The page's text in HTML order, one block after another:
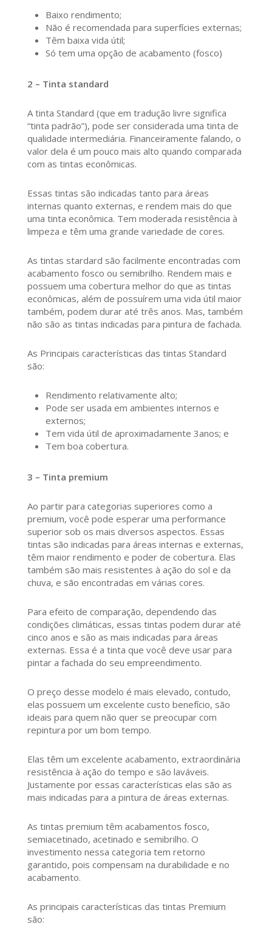
Baixo rendimento;
Não é recomendada para superfícies externas;
Têm baixa vida útil;
Só tem uma opção de acabamento (fosco)
2 – Tinta standard
A tinta Standard (que em tradução livre significa
“tinta padrão”), pode ser considerada uma tinta de
qualidade intermediária. Financeiramente falando, o
valor dela é um pouco mais alto quando comparada
com as tintas econômicas.
Essas tintas são indicadas tanto para áreas
internas quanto externas, e rendem mais do que
uma tinta econômica. Tem moderada resistência à
limpeza e têm uma grande variedade de cores.
As tintas stardard são facilmente encontradas com
acabamento fosco ou semibrilho. Rendem mais e
possuem uma cobertura melhor do que as tintas
econômicas, além de possuírem uma vida útil maior
também, podem durar até três anos. Mas, também
não são as tintas indicadas para pintura de fachada.
As Principais características das tintas Standard
são:
Rendimento relativamente alto;
Pode ser usada em ambientes internos e
externos;
Tem vida útil de aproximadamente 3anos; e
Tem boa cobertura.
3 – Tinta premium
Ao partir para categorias superiores como a
premium, você pode esperar uma performance
superior sob os mais diversos aspectos. Essas
tintas são indicadas para áreas internas e externas,
têm maior rendimento e poder de cobertura. Elas
também são mais resistentes à ação do sol e da
chuva, e são encontradas em várias cores.
Para efeito de comparação, dependendo das
condições climáticas, essas tintas podem durar até
cinco anos e são as mais indicadas para áreas
externas. Essa é a tinta que você deve usar para
pintar a fachada do seu empreendimento.
O preço desse modelo é mais elevado, contudo,
elas possuem um excelente custo benefício, são
ideais para quem não quer se preocupar com
repintura por um bom tempo.
Elas têm um excelente acabamento, extraordinária
resistência à ação do tempo e são laváveis.
Justamente por essas características elas são as
mais indicadas para a pintura de áreas externas.
As tintas premium têm acabamentos fosco,
semiacetinado, acetinado e semibrilho. O
investimento nessa categoria tem retorno
garantido, pois compensam na durabilidade e no
acabamento.
As principais características das tintas Premium
são: